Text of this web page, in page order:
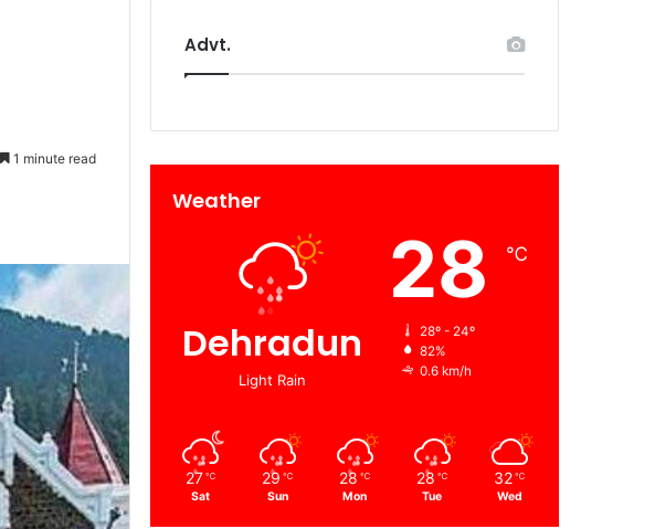
1 minute read
Advt.
Weather
Dehradun
Light Rain
28 ℃
28º - 24º
82%
0.6 km/h
27 ℃
Sat
29 ℃
Sun
28 ℃
Mon
28 ℃
Tue
32 ℃
Wed